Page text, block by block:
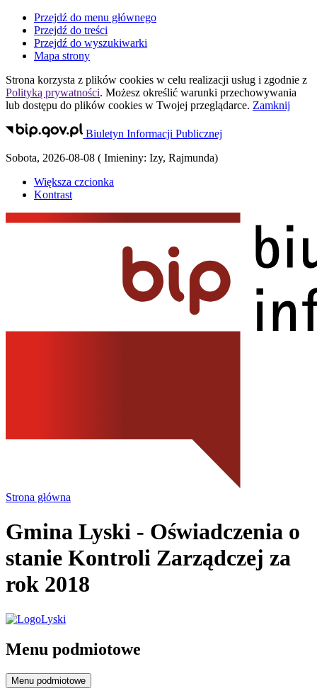
Przejdź do menu głównego
Przejdź do treści
Przejdź do wyszukiwarki
Mapa strony
Strona korzysta z plików cookies w celu realizacji usług i zgodnie z
Polityką prywatności. Możesz określić warunki przechowywania
lub dostępu do plików cookies w Twojej przeglądarce. Zamknij
Biuletyn Informacji Publicznej
Sobota, 2026-08-08 ( Imieniny: Izy, Rajmunda)
Większa czcionka
Kontrast
Strona główna
Gmina Lyski - Oświadczenia o
stanie Kontroli Zarządczej za
rok 2018
Menu podmiotowe
Menu podmiotowe